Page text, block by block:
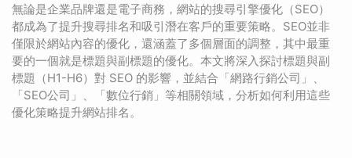
無論是企業品牌還是電子商務，網站的搜尋引擎優化（SEO）
都成為了提升搜尋排名和吸引潛在客戶的重要策略。SEO並非
僅限於網站內容的優化，還涵蓋了多個層面的調整，其中最重
要的一個就是標題與副標題的優化。本文將深入探討標題與副
標題（H1-H6）對 SEO 的影響，並結合「網路行銷公司」、
「SEO公司」、「數位行銷」等相關領域，分析如何利用這些
優化策略提升網站排名。